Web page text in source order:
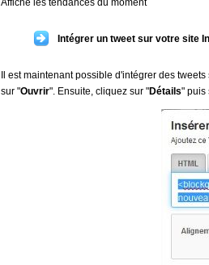
Affiche les tendances du moment
Intégrer un tweet sur votre site
Il est maintenant possible d'intégrer des
sur "Ouvrir". Ensuite, cliquez sur "Détails" puis